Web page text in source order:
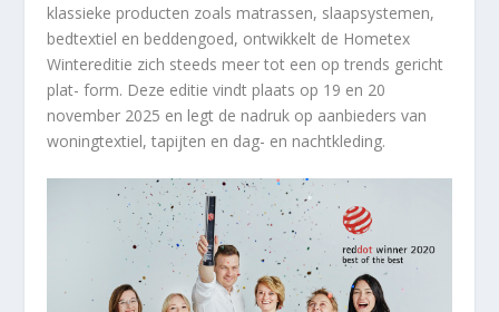
klassieke producten zoals matrassen, slaapsystemen,
bedtextiel en beddengoed, ontwikkelt de Hometex
Wintereditie zich steeds meer tot een op trends gericht
plat- form. Deze editie vindt plaats op 19 en 20
november 2025 en legt de nadruk op aanbieders van
woningtextiel, tapijten en dag- en nachtkleding.